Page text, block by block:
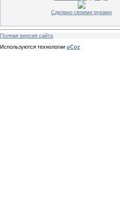
Сделано своими руками
Полная версия сайта
Используются технологии uCoz